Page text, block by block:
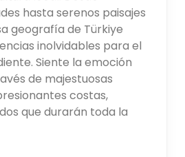
hasta serenos paisajes
geografía de Türkiye
inolvidables para el
Siente la emoción
de majestuosas
costas,
que durarán toda la